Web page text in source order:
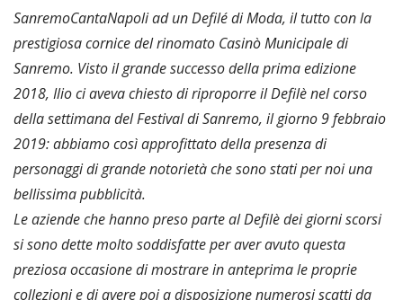
SanremoCantaNapoli ad un Defilé di Moda, il tutto con la
prestigiosa cornice del rinomato Casinò Municipale di
Sanremo. Visto il grande successo della prima edizione
2018, Ilio ci aveva chiesto di riproporre il Defilè nel corso
della settimana del Festival di Sanremo, il giorno 9 febbraio
2019: abbiamo così approfittato della presenza di
personaggi di grande notorietà che sono stati per noi una
bellissima pubblicità.
Le aziende che hanno preso parte al Defilè dei giorni scorsi
si sono dette molto soddisfatte per aver avuto questa
preziosa occasione di mostrare in anteprima le proprie
collezioni e di avere poi a disposizione numerosi scatti da